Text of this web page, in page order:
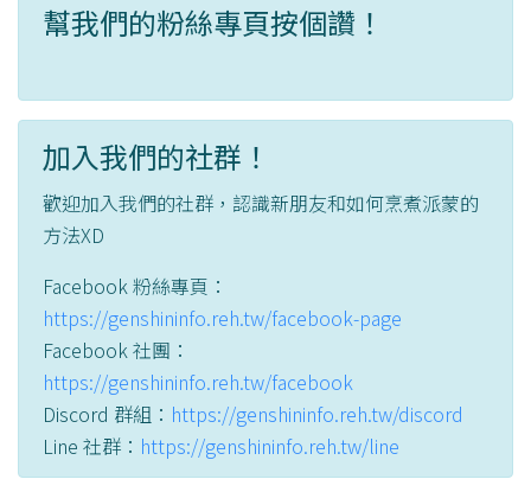
幫我們的粉絲專頁按個讚！
加入我們的社群！
歡迎加入我們的社群，認識新朋友和如何烹煮派蒙的
方法XD
Facebook 粉絲專頁：
https://genshininfo.reh.tw/facebook-page
Facebook 社團：
https://genshininfo.reh.tw/facebook
Discord 群組： https://genshininfo.reh.tw/discord
Line 社群： https://genshininfo.reh.tw/line